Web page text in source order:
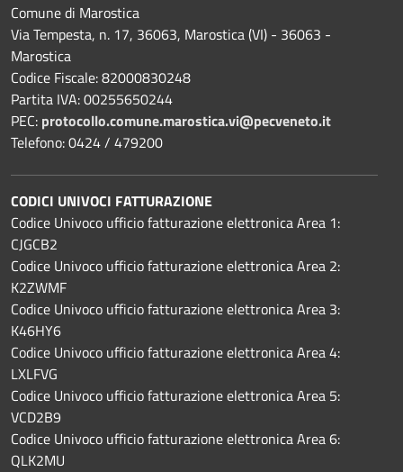
Comune di Marostica
Via Tempesta, n. 17, 36063, Marostica (VI) - 36063 -
Marostica
Codice Fiscale: 82000830248
Partita IVA: 00255650244
PEC: protocollo.comune.marostica.vi@pecveneto.it
Telefono: 0424 / 479200
CODICI UNIVOCI FATTURAZIONE
Codice Univoco ufficio fatturazione elettronica Area 1:
CJGCB2
Codice Univoco ufficio fatturazione elettronica Area 2:
K2ZWMF
Codice Univoco ufficio fatturazione elettronica Area 3:
K46HY6
Codice Univoco ufficio fatturazione elettronica Area 4:
LXLFVG
Codice Univoco ufficio fatturazione elettronica Area 5:
VCD2B9
Codice Univoco ufficio fatturazione elettronica Area 6:
QLK2MU